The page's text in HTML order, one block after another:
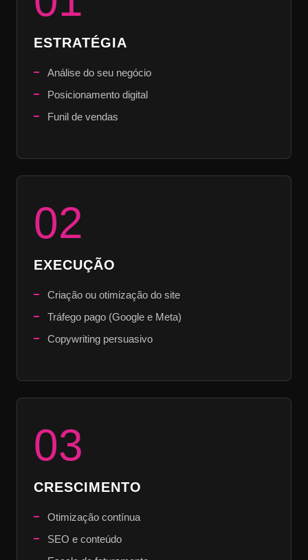
ESTRATÉGIA
Análise do seu negócio
Posicionamento digital
Funil de vendas
02
EXECUÇÃO
Criação ou otimização do site
Tráfego pago (Google e Meta)
Copywriting persuasivo
03
CRESCIMENTO
Otimização contínua
SEO e conteúdo